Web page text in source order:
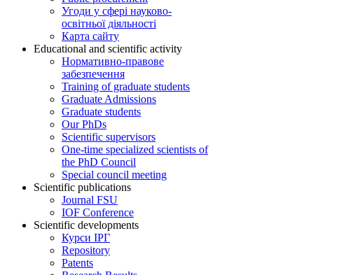
Угоди у сфері науково-
освітньої діяльності
Карта сайту
Educational and scientific activity
Нормативно-правове
забезпечення
Training of graduate students
Graduate Admissions
Graduate students
Our PhDs
Scientific supervisors
One-time specialized scientists of
the PhD Council
Special council meeting
Scientific publications
Journal FSU
IOF Conference
Scientific developments
Курси ІРГ
Repository
Patents